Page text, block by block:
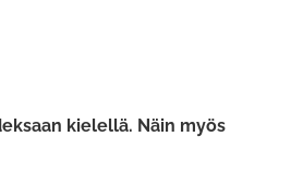
kielellä. Näin myös